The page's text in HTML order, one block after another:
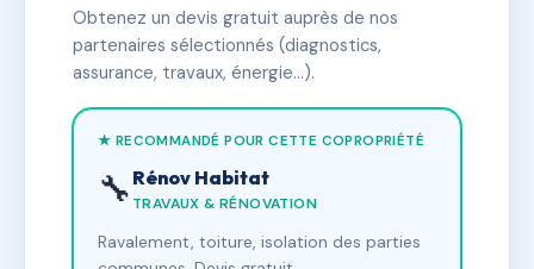
Obtenez un devis gratuit auprès de nos
partenaires sélectionnés (diagnostics,
assurance, travaux, énergie…).
★ RECOMMANDÉ POUR CETTE COPROPRIÉTÉ
🔧 Rénov Habitat
TRAVAUX & RÉNOVATION
Ravalement, toiture, isolation des parties